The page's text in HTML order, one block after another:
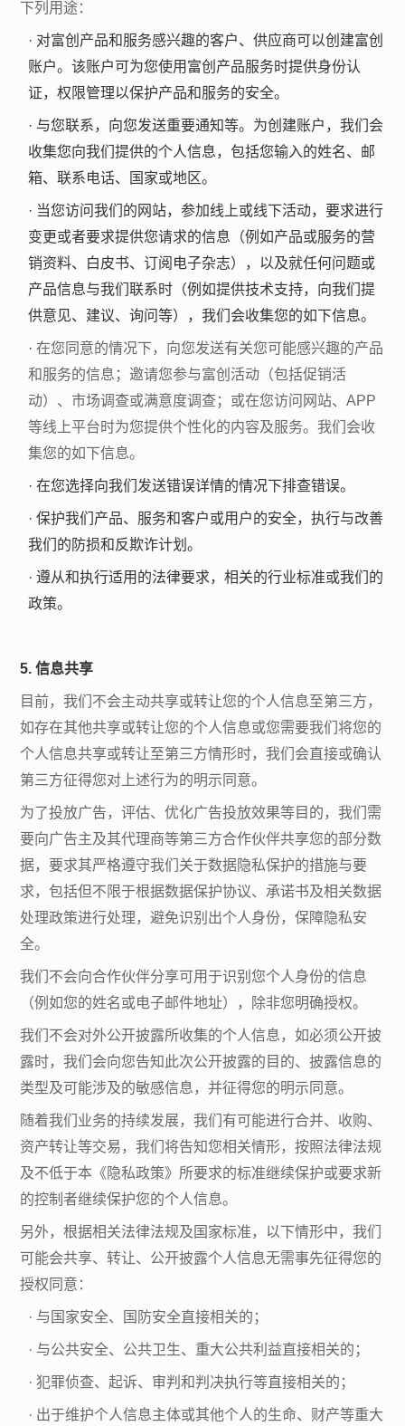
下列用途：
· 对富创产品和服务感兴趣的客户、供应商可以创建富创
账户。该账户可为您使用富创产品服务时提供身份认
证，权限管理以保护产品和服务的安全。
· 与您联系，向您发送重要通知等。为创建账户，我们会
收集您向我们提供的个人信息，包括您输入的姓名、邮
箱、联系电话、国家或地区。
· 当您访问我们的网站，参加线上或线下活动，要求进行
变更或者要求提供您请求的信息（例如产品或服务的营
销资料、白皮书、订阅电子杂志），以及就任何问题或
产品信息与我们联系时（例如提供技术支持，向我们提
供意见、建议、询问等），我们会收集您的如下信息。
·在您同意的情况下，向您发送有关您可能感兴趣的产品
和服务的信息；邀请您参与富创活动（包括促销活
动）、市场调查或满意度调查；或在您访问网站、APP
等线上平台时为您提供个性化的内容及服务。我们会收
集您的如下信息。
·在您选择向我们发送错误详情的情况下排查错误。
·保护我们产品、服务和客户或用户的安全，执行与改善
我们的防损和反欺诈计划。
·遵从和执行适用的法律要求，相关的行业标准或我们的
政策。
5. 信息共享
目前，我们不会主动共享或转让您的个人信息至第三方，
如存在其他共享或转让您的个人信息或您需要我们将您的
个人信息共享或转让至第三方情形时，我们会直接或确认
第三方征得您对上述行为的明示同意。
为了投放广告，评估、优化广告投放效果等目的，我们需
要向广告主及其代理商等第三方合作伙伴共享您的部分数
据，要求其严格遵守我们关于数据隐私保护的措施与要
求，包括但不限于根据数据保护协议、承诺书及相关数据
处理政策进行处理，避免识别出个人身份，保障隐私安
全。
我们不会向合作伙伴分享可用于识别您个人身份的信息
（例如您的姓名或电子邮件地址），除非您明确授权。
我们不会对外公开披露所收集的个人信息，如必须公开披
露时，我们会向您告知此次公开披露的目的、披露信息的
类型及可能涉及的敏感信息，并征得您的明示同意。
随着我们业务的持续发展，我们有可能进行合并、收购、
资产转让等交易，我们将告知您相关情形，按照法律法规
及不低于本《隐私政策》所要求的标准继续保护或要求新
的控制者继续保护您的个人信息。
另外，根据相关法律法规及国家标准，以下情形中，我们
可能会共享、转让、公开披露个人信息无需事先征得您的
授权同意：
· 与国家安全、国防安全直接相关的；
· 与公共安全、公共卫生、重大公共利益直接相关的；
·犯罪侦查、起诉、审判和判决执行等直接相关的；
· 出于维护个人信息主体或其他个人的生命、财产等重大